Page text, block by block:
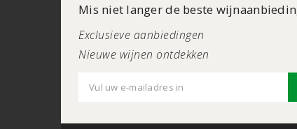
Mis niet langer de beste
Exclusieve aanbiedingen
Nieuwe wijnen ontdekken